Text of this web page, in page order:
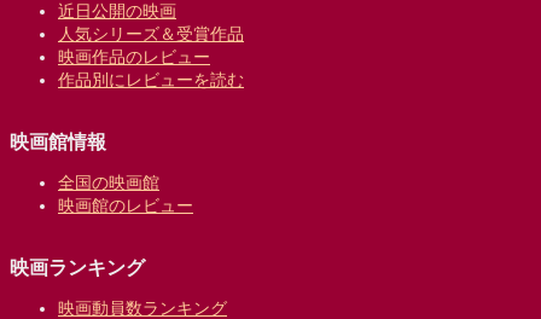
近日公開の映画
人気シリーズ＆受賞作品
映画作品のレビュー
作品別にレビューを読む
映画館情報
全国の映画館
映画館のレビュー
映画ランキング
映画動員数ランキング